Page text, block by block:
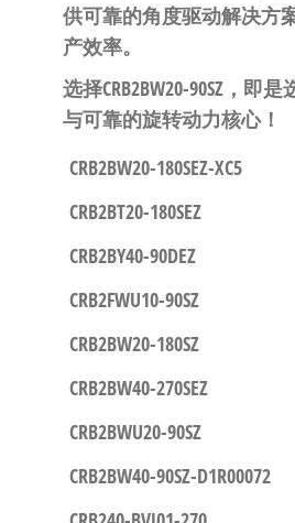
供可靠的角度驱动解决方
产效率。
选择CRB2BW20-90SZ，即
与可靠的旋转动力核心！​
CRB2BW20-180SEZ-XC5
CRB2BT20-180SEZ
CRB2BY40-90DEZ
CRB2FWU10-90SZ
CRB2BW20-180SZ
CRB2BW40-270SEZ
CRB2BWU20-90SZ
CRB2BW40-90SZ-D1R00072